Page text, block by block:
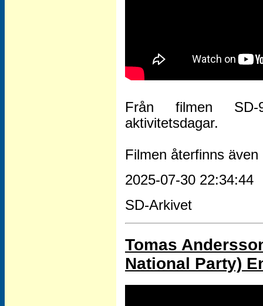
Från filmen SD-
aktivitetsdagar.
Filmen återfinns
2025-07-30 22:34:44
SD-Arkivet
Tomas
National Party)